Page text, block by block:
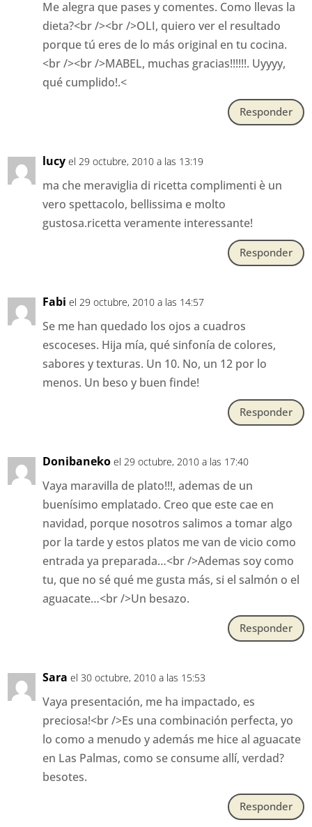
Me alegra que pases y comentes. Como llevas la
dieta?<br /><br />OLI, quiero ver el resultado
porque tú eres de lo más original en tu cocina.
<br /><br />MABEL, muchas gracias!!!!!!. Uyyyy,
qué cumplido!.<
Responder
lucy el 29 octubre, 2010 a las 13:19
ma che meraviglia di ricetta complimenti è un
vero spettacolo, bellissima e molto
gustosa.ricetta veramente interessante!
Responder
Fabi el 29 octubre, 2010 a las 14:57
Se me han quedado los ojos a cuadros
escoceses. Hija mía, qué sinfonía de colores,
sabores y texturas. Un 10. No, un 12 por lo
menos. Un beso y buen finde!
Responder
Donibaneko el 29 octubre, 2010 a las 17:40
Vaya maravilla de plato!!!, ademas de un
buenísimo emplatado. Creo que este cae en
navidad, porque nosotros salimos a tomar algo
por la tarde y estos platos me van de vicio como
entrada ya preparada…<br />Ademas soy como
tu, que no sé qué me gusta más, si el salmón o el
aguacate…<br />Un besazo.
Responder
Sara el 30 octubre, 2010 a las 15:53
Vaya presentación, me ha impactado, es
preciosa!<br />Es una combinación perfecta, yo
lo como a menudo y además me hice al aguacate
en Las Palmas, como se consume allí, verdad?
besotes.
Responder